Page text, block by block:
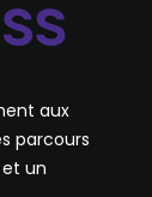
aux
parcours
un